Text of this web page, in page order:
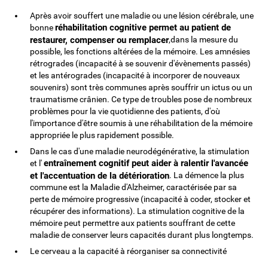
Après avoir souffert une maladie ou une lésion cérébrale, une
bonneréhabilitation cognitive permet au patient de
restaurer, compenser ou remplacer,dans la mesure du
possible, les fonctions altérées de la mémoire. Les amnésies
rétrogrades (incapacité à se souvenir d'évènements passés)
et les antérogrades (incapacité à incorporer de nouveaux
souvenirs) sont très communes après souffrir un ictus ou un
traumatisme crânien. Ce type de troubles pose de nombreux
problèmes pour la vie quotidienne des patients, d'où
l'importance d'être soumis à une réhabilitation de la mémoire
appropriée le plus rapidement possible.
Dans le cas d'une maladie neurodégénérative, la stimulation
et l'entraînement cognitif peut aider à ralentir l'avancée
et l'accentuation de la détérioration. La démence la plus
commune est la Maladie d'Alzheimer, caractérisée par sa
perte de mémoire progressive (incapacité à coder, stocker et
récupérer des informations). La stimulation cognitive de la
mémoire peut permettre aux patients souffrant de cette
maladie de conserver leurs capacités durant plus longtemps.
Le cerveau a la capacité à réorganiser sa connectivité